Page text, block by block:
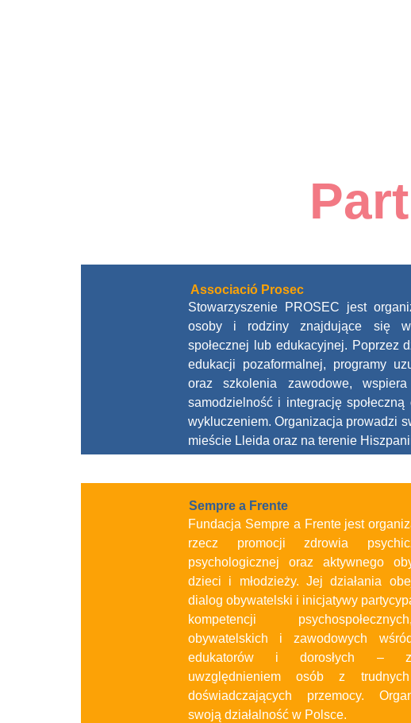
Stowarzyszenie PROSEC jest
osoby i rodziny znajdujące się
społecznej lub edukacyjnej. Poprzez
edukacji pozaformalnej, programy
oraz szkolenia zawodowe,
samodzielność i integrację społeczną
wykluczeniem. Organizacja prowadzi
mieście Lleida oraz na terenie
Associació Prosec
Sempre a Frente
Fundacja Sempre a Frente jest
rzecz promocji zdrowia
psychologicznej oraz aktywnego
dzieci i młodzieży. Jej działania
dialog obywatelski i inicjatywy
kompetencji
obywatelskich i zawodowych
edukatorów i dorosłych –
uwzględnieniem osób z
doświadczających przemocy.
swoją działalność w Polsce.